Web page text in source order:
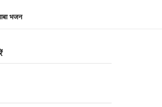
भजन